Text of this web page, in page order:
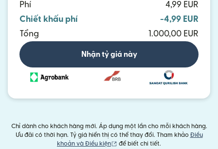
Phí
4,99 EUR
Chiết khấu phí
-4,99 EUR
Tổng
1.000,00 EUR
Nhận tỷ giá này
Chỉ dành cho khách hàng mới. Áp dụng một lần cho mỗi khách hàng.
Ưu đãi có thời hạn. Tỷ giá hiển thị có thể thay đổi. Tham khảo Điều
khoản và Điều kiện
(mở trong cửa sổ mới)
để biết chi tiết.